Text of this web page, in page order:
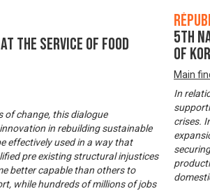
the service of food
of change, this dialogue
in rebuilding sustainable
effectively used in a way that
pre existing structural injustices
better capable than others to
while hundreds of millions of jobs
5th
of
Main
In
crises.